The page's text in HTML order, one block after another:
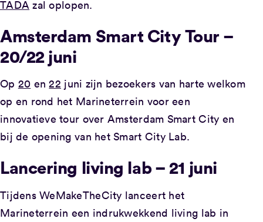
TADA zal oplopen.
Amsterdam Smart City Tour –
20/22 juni
Op 20 en22 juni zijn bezoekers van harte welkom
op en rond het Marineterrein voor een
innovatieve tour over Amsterdam Smart City en
bij de opening van het Smart City Lab.
Lancering living lab – 21 juni
Tijdens WeMakeTheCity lanceert het
Marineterrein een indrukwekkend living lab in